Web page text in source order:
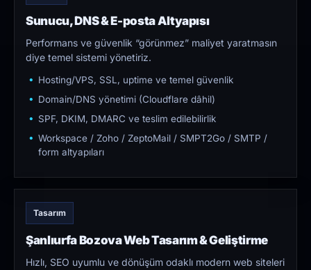
Sunucu, DNS & E-posta Altyapısı
Performans ve güvenlik “görünmez” maliyet yaratmasın
diye temel sistemi yönetiriz.
Hosting/VPS, SSL, uptime ve temel güvenlik
Domain/DNS yönetimi (Cloudflare dâhil)
SPF, DKIM, DMARC ve teslim edilebilirlik
Workspace / Zoho / ZeptoMail / SMPT2Go / SMTP /
form altyapıları
Tasarım
Şanlıurfa Bozova Web Tasarım & Geliştirme
Hızlı, SEO uyumlu ve dönüşüm odaklı modern web siteleri